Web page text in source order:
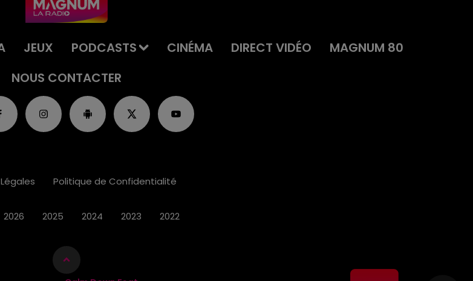
JEUX PODCASTS CINÉMA DIRECT VIDÉO
MAGNUM 80
NOUS CONTACTER
Politique de Confidentialité
2026 2025 2024 2023 2022